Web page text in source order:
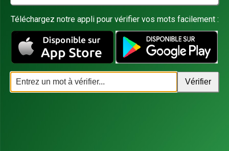
Téléchargez notre appli pour vérifier vos mots facilement :